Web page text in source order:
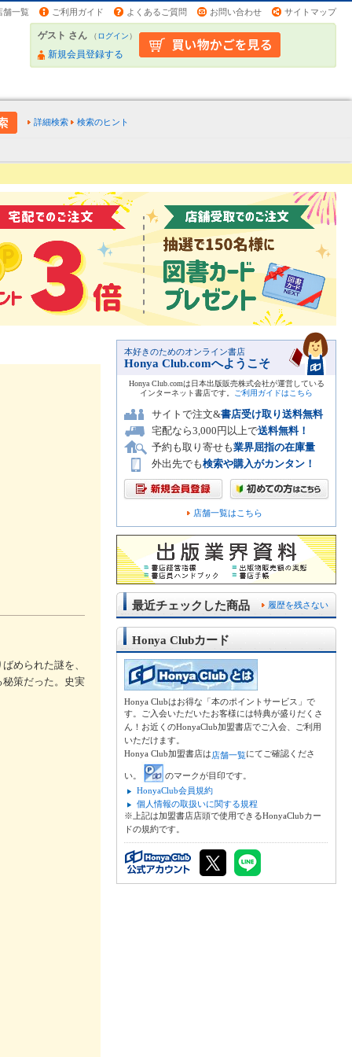
舗一覧 ご利用ガイド よくあるご質問 お問い合わせ サイトマップ
ゲスト さん （ログイン）
新規会員登録する
詳細検索 検索のヒント
められた謎を、
策だった。史実
本好きのためのオンライン書店
Honya Club.comへようこそ
Honya Club.comは日本出版販売株式会社が運営している
インターネット書店です。
ご利用ガイドはこちら
サイトで注文&書店受け取り送料無料
宅配なら3,000円以上で送料無料！
予約も取り寄せも業界屈指の在庫量
外出先でも検索や購入がカンタン！
店舗一覧はこちら
履歴を残さない
最近チェックした商品
Honya Clubカード
Honya Clubはお得な「本のポイントサービス」で
す。ご入会いただいたお客様には特典が盛りだくさ
ん！お近くのHonyaClub加盟書店でご入会、ご利用
いただけます。
Honya Club加盟書店は店舗一覧にてご確認くださ
い。
のマークが目印です。
HonyaClub会員規約
個人情報の取扱いに関する規程
※上記は加盟書店店頭で使用できるHonyaClubカー
ドの規約です。